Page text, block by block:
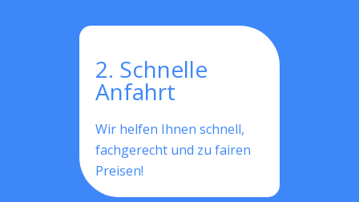
2. Schnelle
Anfahrt
Wir helfen Ihnen schnell,
fachgerecht und zu fairen
Preisen!